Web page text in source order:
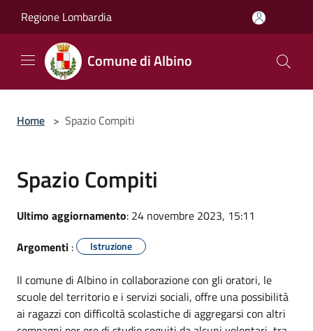
Regione Lombardia
Comune di Albino
Home > Spazio Compiti
Spazio Compiti
Ultimo aggiornamento: 24 novembre 2023, 15:11
Argomenti : Istruzione
Il comune di Albino in collaborazione con gli oratori, le
scuole del territorio e i servizi sociali, offre una possibilità
ai ragazzi con difficoltà scolastiche di aggregarsi con altri